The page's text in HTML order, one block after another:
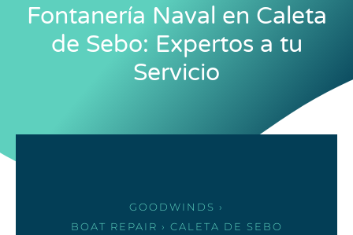
Fontanería Naval en Caleta
de Sebo: Expertos a tu
Servicio
GOODWINDS ›
BOAT REPAIR › CALETA DE SEBO